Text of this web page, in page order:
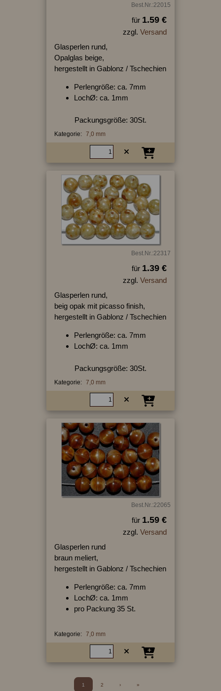
Best.Nr.:22015
für 1.59 €
zzgl. Versand
Glasperlen rund,
Opalglas beige,
hergestellt in Gablonz / Tschechien
Perlengröße: ca. 7mm
LochØ: ca. 1mm
Packungsgröße: 30St.
Kategorie: 7,0 mm
Best.Nr.:22317
für 1.39 €
zzgl. Versand
Glasperlen rund,
beig opak mit picasso finish,
hergestellt in Gablonz / Tschechien
Perlengröße: ca. 7mm
LochØ: ca. 1mm
Packungsgröße: 30St.
Kategorie: 7,0 mm
Best.Nr.:22065
für 1.59 €
zzgl. Versand
Glasperlen rund
braun meliert,
hergestellt in Gablonz / Tschechien
Perlengröße: ca. 7mm
LochØ: ca. 1mm
pro Packung 35 St.
Kategorie: 7,0 mm
1 2 › »